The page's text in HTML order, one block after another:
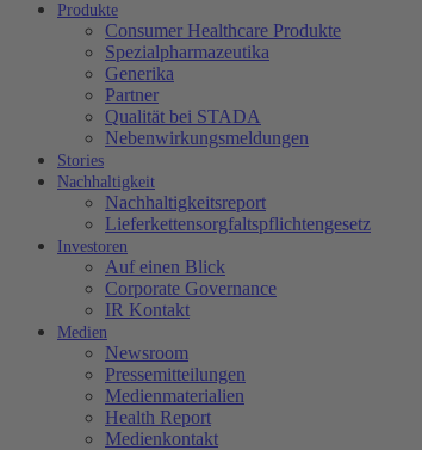
Produkte
Consumer Healthcare Produkte
Spezialpharmazeutika
Generika
Partner
Qualität bei STADA
Nebenwirkungsmeldungen
Stories
Nachhaltigkeit
Nachhaltigkeitsreport
Lieferkettensorgfaltspflichtengesetz
Investoren
Auf einen Blick
Corporate Governance
IR Kontakt
Medien
Newsroom
Pressemitteilungen
Medienmaterialien
Health Report
Medienkontakt